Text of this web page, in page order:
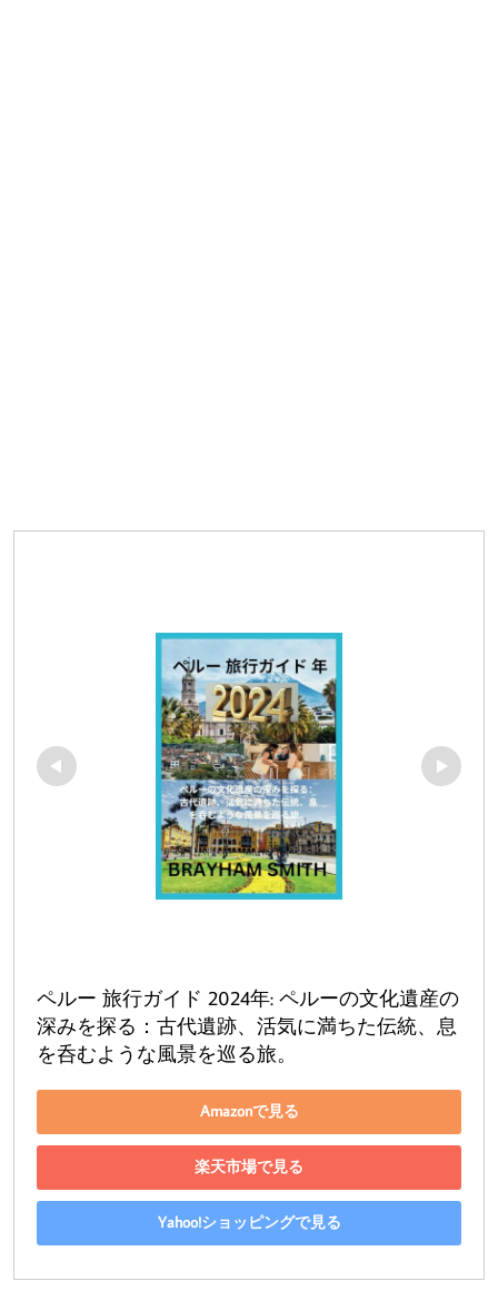
ペルー 旅行ガイド 2024年: ペルーの文化遺産の
深みを探る：古代遺跡、活気に満ちた伝統、息
を呑むような風景を巡る旅。
Amazonで見る
楽天市場で見る
Yahoo!ショッピングで見る